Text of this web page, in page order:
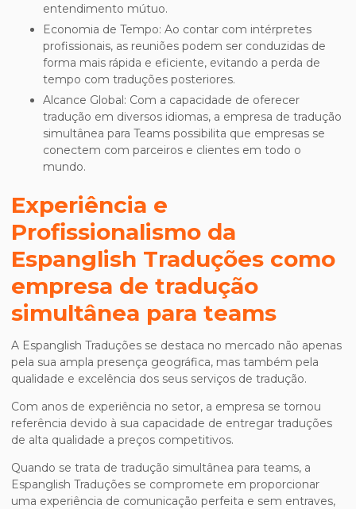
entendimento mútuo.
Economia de Tempo: Ao contar com intérpretes
profissionais, as reuniões podem ser conduzidas de
forma mais rápida e eficiente, evitando a perda de
tempo com traduções posteriores.
Alcance Global: Com a capacidade de oferecer
tradução em diversos idiomas, a empresa de tradução
simultânea para Teams possibilita que empresas se
conectem com parceiros e clientes em todo o
mundo.
Experiência e
Profissionalismo da
Espanglish Traduções como
empresa de tradução
simultânea para teams
A Espanglish Traduções se destaca no mercado não apenas
pela sua ampla presença geográfica, mas também pela
qualidade e excelência dos seus serviços de tradução.
Com anos de experiência no setor, a empresa se tornou
referência devido à sua capacidade de entregar traduções
de alta qualidade a preços competitivos.
Quando se trata de tradução simultânea para teams, a
Espanglish Traduções se compromete em proporcionar
uma experiência de comunicação perfeita e sem entraves,